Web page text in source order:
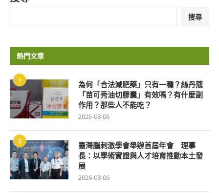
搜尋
熱門文章
1
為何「合法減肥藥」只有一種？絲丹蔻
「苗可秀油切膠囊」有效嗎？有什麼副
作用？那些人不能吃？
2025-08-06
2
臺灣腦刺激學會舉辦首屆年會 理事
長：以學術實證與人才培育推動本土發
展
2026-08-06